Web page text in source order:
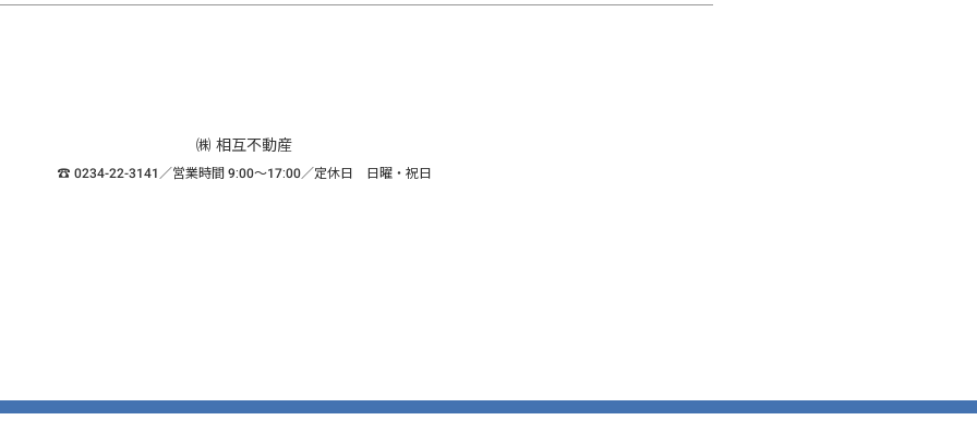
㈱ 相互不動産
☎ 0234-22-3141／営業時間 9:00～17:00／定休日 日曜・祝日